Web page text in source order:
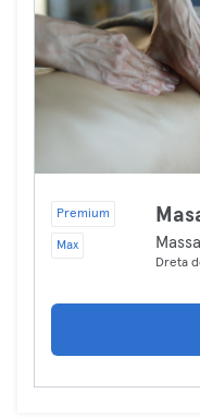
Premium
Max
Dreta